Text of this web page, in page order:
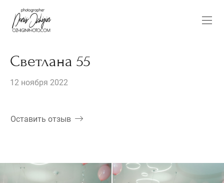
Светлана 55
12 ноября 2022
Оставить отзыв